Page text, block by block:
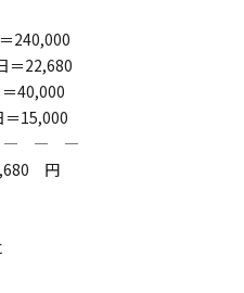
240,000
＝22,680
40,000
15,000
― ―
円